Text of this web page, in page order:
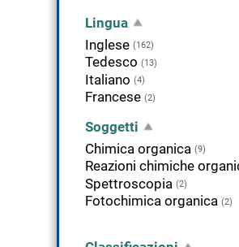
Lingua
Inglese (162)
Tedesco (13)
Italiano (4)
Francese (2)
Soggetti
Chimica organica (9)
Spettroscopia (2)
Fotochimica organica (2)